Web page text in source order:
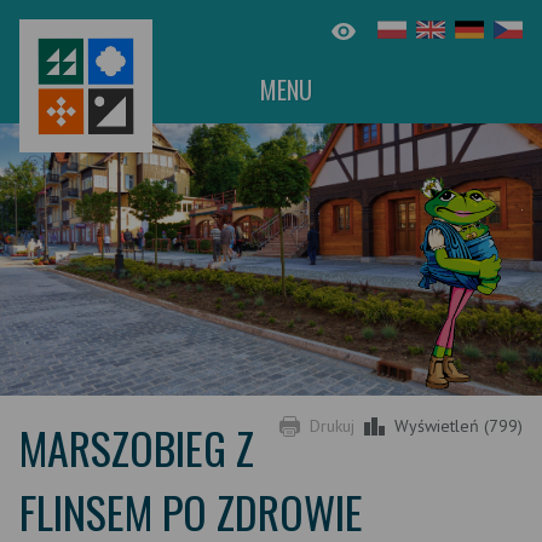
MENU
Drukuj Wyświetleń (799)
MARSZOBIEG Z
FLINSEM PO ZDROWIE